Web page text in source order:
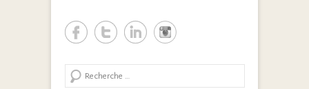
Search